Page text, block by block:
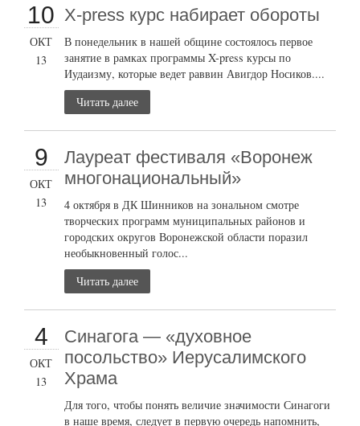
10
ОКТ
13
X-press курс набирает обороты
В понедельник в нашей общине состоялось первое
занятие в рамках программы X-press курсы по
Иудаизму, которые ведет раввин Авигдор Носиков....
Читать далее
9
ОКТ
13
Лауреат фестиваля «Воронеж
многонациональный»
4 октября в ДК Шинников на зональном смотре
творческих программ муниципальных районов и
городских округов Воронежской области поразил
необыкновенный голос...
Читать далее
4
ОКТ
13
Синагога — «духовное
посольство» Иерусалимского
Храма
Для того, чтобы понять величие значимости Синагоги
в наше время, следует в первую очередь напомнить,